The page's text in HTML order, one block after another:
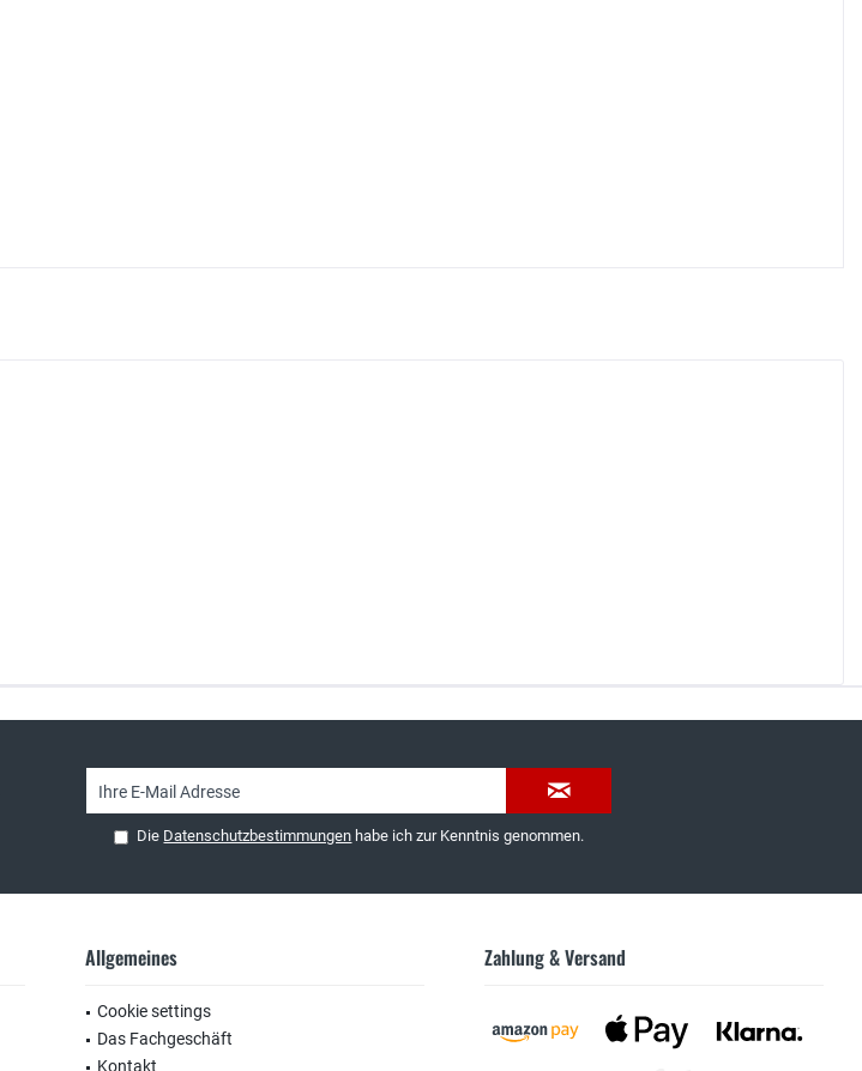
Die Datenschutzbestimmungen habe ich zur Kenntnis genommen.
Allgemeines
Cookie settings
Das Fachgeschäft
Kontakt
Zahlung & Versand